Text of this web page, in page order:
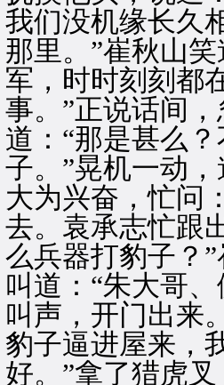
我们没机缘长久
那里。”崔秋山
军，时时刻刻都
事。”正说话间
道：“那是甚么
子。”晃机一动
大为兴奋，忙问
去。袁承志忙跟
么兵器打豹子？
叫道：“朱大哥
叫声，开门出来
豹子逼进屋来，
好。”拿了猎虎